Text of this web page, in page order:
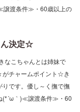
渡条件≫・60歳以上の
決定☆
こちゃんとは姉妹で
がチャームポイント☆き
です。優し～く撫で撫
(*´ω｀)≪譲渡条件≫・60